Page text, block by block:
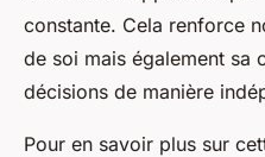
constante. Cela renforce
de soi mais également sa
décisions de manière
Pour en savoir plus sur